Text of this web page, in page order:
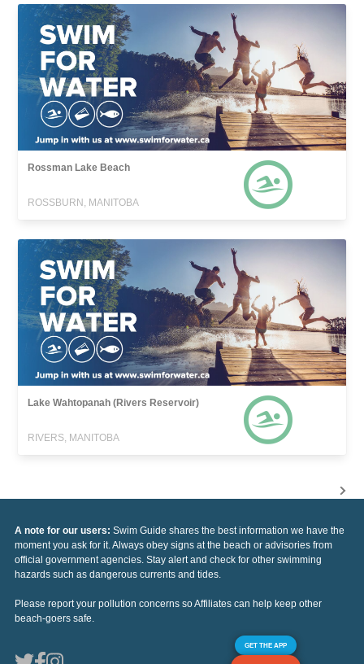
Rossman Lake Beach
ROSSBURN, MANITOBA
Lake Wahtopanah (Rivers Reservoir)
RIVERS, MANITOBA
A note for our users: Swim Guide shares the best information we have the
moment you ask for it. Always obey signs at the beach or advisories from
official government agencies. Stay alert and check for other swimming
hazards such as dangerous currents and tides.
Please report your pollution concerns so Affiliates can help keep other
beach-goers safe.
GET THE APP